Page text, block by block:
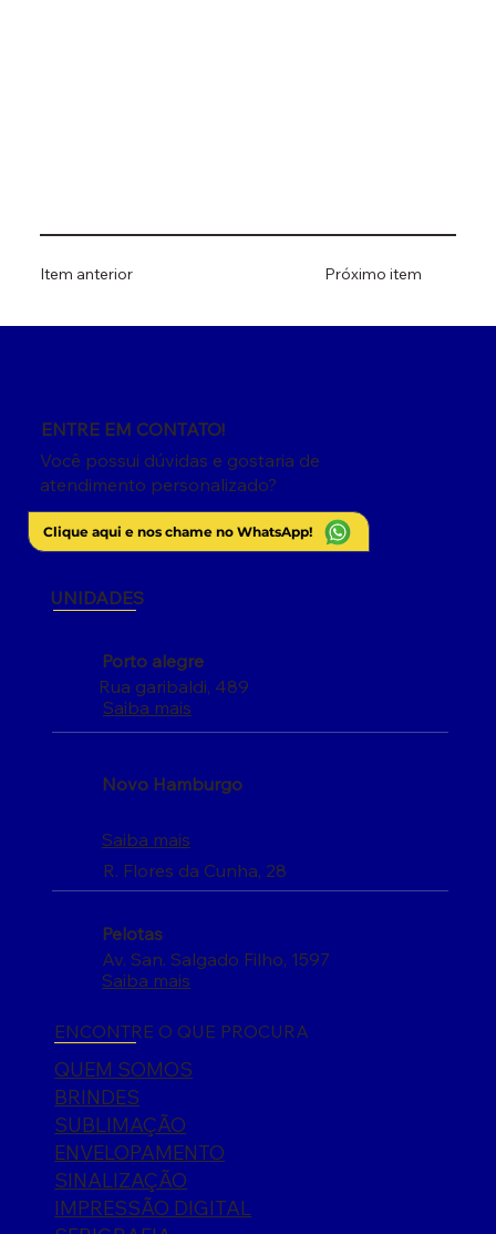
Próximo item
Item anterior
Você possui dúvidas e gostaria de
atendimento personalizado?
ENTRE EM CONTATO!
Clique aqui e nos chame no WhatsApp!
UNIDADES
Porto alegre
Saiba mais
Rua garibaldi, 489
Novo Hamburgo
R. Flores da Cunha, 28
Saiba mais
Pelotas
Av. San. Salgado Filho, 1597
Saiba mais
ENCONTRE O QUE PROCURA
QUEM SOMOS
BRINDES
SUBLIMAÇÃO
ENVELOPAMENTO
SINALIZAÇÃO
IMPRESSÃO DIGITAL